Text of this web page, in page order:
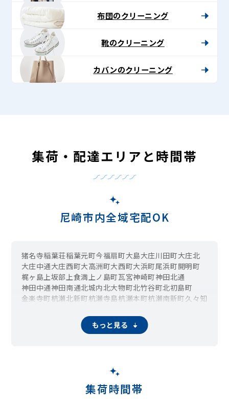
布団のクリーニング
靴のクリーニング
カバンのクリーニング
集荷・配達エリアと時間帯
尼崎市内全域宅配OK
猪名寺稲葉荘稲葉元町今福扇町大島大庄川田町大庄北
大庄中通大庄西町大高洲町大西町大浜町尾浜町開明町
梶ヶ島 上坂部 上食満 上ノ島町瓦宮神崎町神田北通
神田中通神田南通北城内北大物町北竹谷町北初島町
金楽寺町杭瀬北新町杭瀬寺島杭瀬本町杭瀬南新町久々知
三反田町潮江汐町椎堂下食満
水明町末広町崇徳院 善法寺町
西昆陽西桜木町
西難波町西本町西本町北通
額田町浜浜田町 東海岸町
もっと見る
集荷時間帯